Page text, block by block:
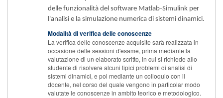
delle funzionalità del software Matlab-Simulink per
l'analisi e la simulazione numerica di sistemi dinamici.
Modalità di verifica delle conoscenze
La verifica delle conoscenze acquisite sarà realizzata in
occasione delle sessioni d'esame, prima mediante la
valutazione di un elaborato scritto, in cui si richiede allo
studente di risolvere alcuni tipici problemi di analisi di
sistemi dinamici, e poi mediante un colloquio con il
docente, nel corso del quale vengono in particolar modo
valutate le conoscenze in ambito teorico e metodologico.